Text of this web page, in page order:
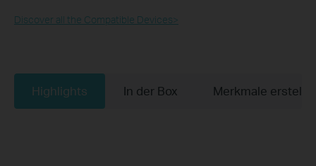
Discover all the Compatible Devices>​
Highlights In der Box Merkmale